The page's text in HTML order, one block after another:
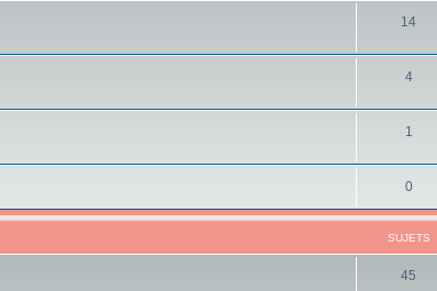
14
4
1
0
SUJETS
45